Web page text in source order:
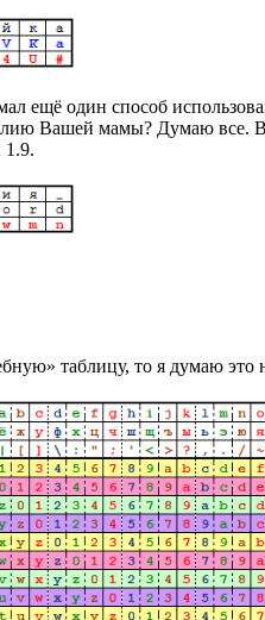
ещё один способ
Вашей мамы? Думаю все.
1.9.
таблицу, то я думаю это